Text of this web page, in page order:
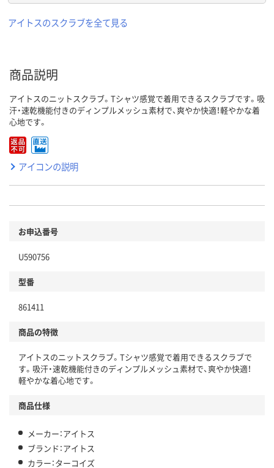
アイトスのスクラブを全て見る
商品説明
アイトスのニットスクラブ。Tシャツ感覚で着用できるスクラブです。吸
汗・速乾機能付きのディンプルメッシュ素材で、爽やか快適！軽やかな着
心地です。
アイコンの説明
お申込番号
U590756
型番
861411
商品の特徴
アイトスのニットスクラブ。Tシャツ感覚で着用できるスクラブで
す。吸汗・速乾機能付きのディンプルメッシュ素材で、爽やか快適！
軽やかな着心地です。
商品仕様
メーカー：アイトス
ブランド：アイトス
カラー：ターコイズ